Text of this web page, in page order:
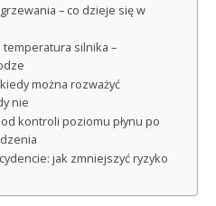
– co dzieje się w
silnika –
można rozważyć
nie
kontroli poziomu płynu po
jak zmniejszyć ryzyko